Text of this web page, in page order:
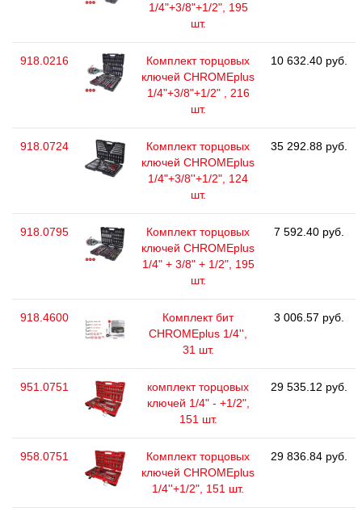
1/4"+3/8"+1/2", 195
шт.
918.0216
Комплект торцовых
ключей CHROMEplus
1/4"+3/8"+1/2" , 216
шт.
10 632.40 руб.
918.0724
Комплект торцовых
ключей CHROMEplus
1/4"+3/8''+1/2", 124
шт.
35 292.88 руб.
918.0795
Комплект торцовых
ключей CHROMEplus
1/4" + 3/8" + 1/2", 195
шт.
7 592.40 руб.
918.4600
Комплект бит
CHROMEplus 1/4'',
31 шт.
3 006.57 руб.
951.0751
комплект торцовых
ключей 1/4" - +1/2",
151 шт.
29 535.12 руб.
958.0751
Комплект торцовых
ключей CHROMEplus
1/4''+1/2", 151 шт.
29 836.84 руб.